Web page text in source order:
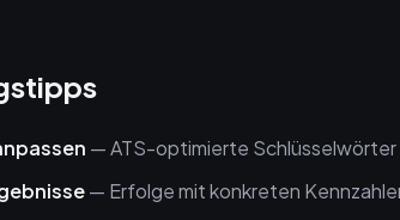
— ATS-optimierte
— Erfolge mit konkreten